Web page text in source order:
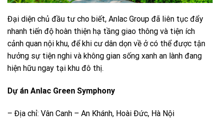
Đại diện chủ đầu tư cho biết, Anlac Group đã liên tục đẩy
nhanh tiến độ hoàn thiện hạ tầng giao thông và tiện ích
cảnh quan nội khu, để khi cư dân dọn về ở có thể được tận
hưởng sự tiện nghi và không gian sống xanh an lành đang
hiện hữu ngay tại khu đô thị.
Dự án Anlac Green Symphony
– Địa chỉ: Vân Canh – An Khánh, Hoài Đức, Hà Nội